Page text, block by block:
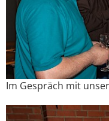
Im Gespräch mit